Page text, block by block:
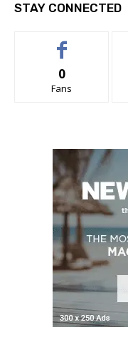
STAY CONNECTED
0
Fans